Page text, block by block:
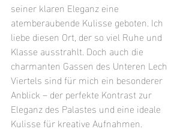
seiner klaren Eleganz eine
atemberaubende Kulisse geboten. Ich
liebe diesen Ort, der so viel Ruhe und
Klasse ausstrahlt. Doch auch die
charmanten Gassen des Unteren Lech
Viertels sind für mich ein besonderer
Anblick – der perfekte Kontrast zur
Eleganz des Palastes und eine ideale
Kulisse für kreative Aufnahmen.